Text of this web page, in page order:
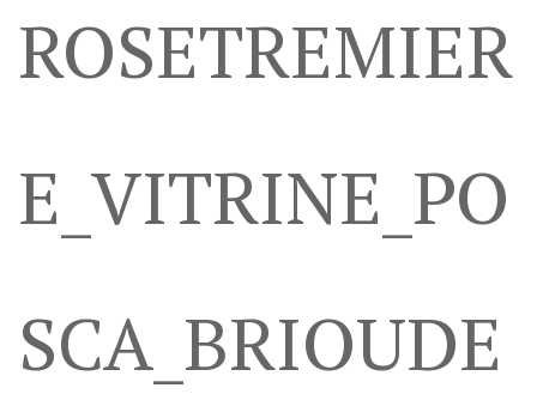
ROSETREMIER
E_VITRINE_PO
SCA_BRIOUDE